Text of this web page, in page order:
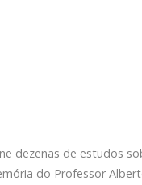
dezenas de estudos
do Professor